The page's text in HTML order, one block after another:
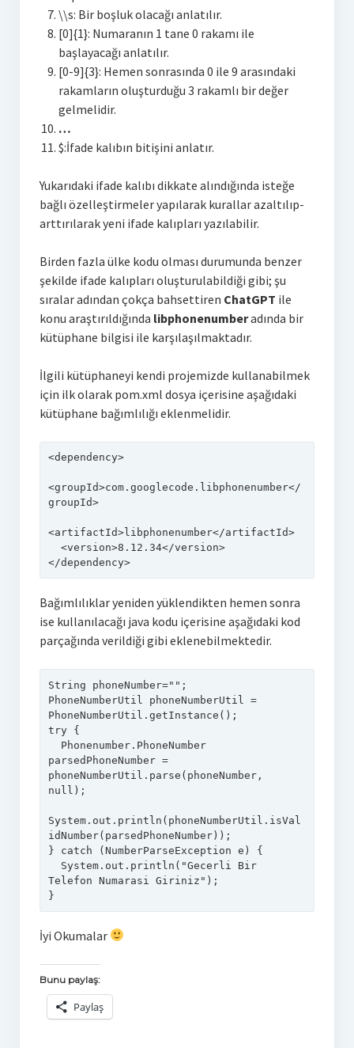
\\s: Bir boşluk olacağı anlatılır.
[0]{1}: Numaranın 1 tane 0 rakamı ile
başlayacağı anlatılır.
[0-9]{3}: Hemen sonrasında 0 ile 9 arasındaki
rakamların oluşturduğu 3 rakamlı bir değer
gelmelidir.
…
$:İfade kalıbın bitişini anlatır.
Yukarıdaki ifade kalıbı dikkate alındığında isteğe
bağlı özelleştirmeler yapılarak kurallar azaltılıp-
arttırılarak yeni ifade kalıpları yazılabilir.
Birden fazla ülke kodu olması durumunda benzer
şekilde ifade kalıpları oluşturulabildiği gibi; şu
sıralar adından çokça bahsettiren ChatGPT ile
konu araştırıldığında libphonenumberadında bir
kütüphane bilgisi ile karşılaşılmaktadır.
İlgili kütüphaneyi kendi projemizde kullanabilmek
için ilk olarak pom.xml dosya içerisine aşağıdaki
kütüphane bağımlılığı eklenmelidir.
<dependency>
<groupId>com.googlecode.libphonenumber</
groupId>
<artifactId>libphonenumber</artifactId>
</dependency>
Bağımlılıklar yeniden yüklendikten hemen sonra
ise kullanılacağı java kodu içerisine aşağıdaki kod
parçağında verildiği gibi eklenebilmektedir.
String phoneNumber=""
PhoneNumberUtil
phoneNumberUtil
=
try {
  Phonenumber.
PhoneNumber
parsedPhoneNumber =
null );
System.out.println(phoneNumberUtil.isVal
idNumber(parsedPhoneNumber));
} catch (NumberParseException e) {
  System.out.println(
"Gecerli Bir
Telefon Numarasi Giriniz" );
}
İyi Okumalar
Bunu paylaş:
Paylaş